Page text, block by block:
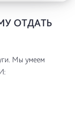
ОТДАТЬ
Мы умеем